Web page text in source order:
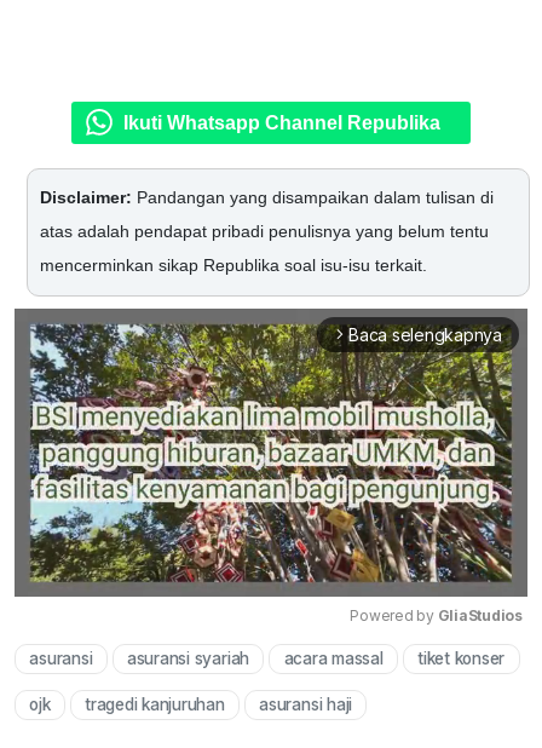
Ikuti Whatsapp Channel Republika
Disclaimer: Pandangan yang disampaikan dalam tulisan di
atas adalah pendapat pribadi penulisnya yang belum tentu
mencerminkan sikap Republika soal isu-isu terkait.
arrow_forward_ios Baca selengkapnya
Mute
Powered by GliaStudios
asuransi asuransi syariah acara massal tiket konser
ojk tragedi kanjuruhan asuransi haji